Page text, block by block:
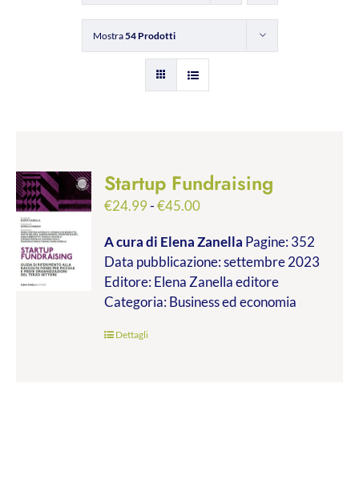
Mostra54 Prodotti
Startup Fundraising
€24.99-€45.00Fascia
prezzo:
da
€24.99
a
A cura di Elena Zanella Pagine: 352
Data pubblicazione: settembre 2023
Editore: Elena Zanella editore
Categoria: Business ed economia
Dettagli